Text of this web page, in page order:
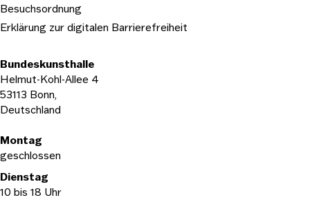
Besuchsordnung
Erklärung zur digitalen Barrierefreiheit
Bundeskunsthalle
Helmut-Kohl-Allee 4
53113 Bonn,
Deutschland
Öffnungszeiten
Montag
geschlossen
Dienstag
10 bis 18 Uhr